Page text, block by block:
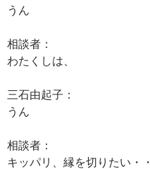
うん
相談者：
わたくしは、
三石由起子：
うん
相談者：
キッパリ、縁を切りたい・・